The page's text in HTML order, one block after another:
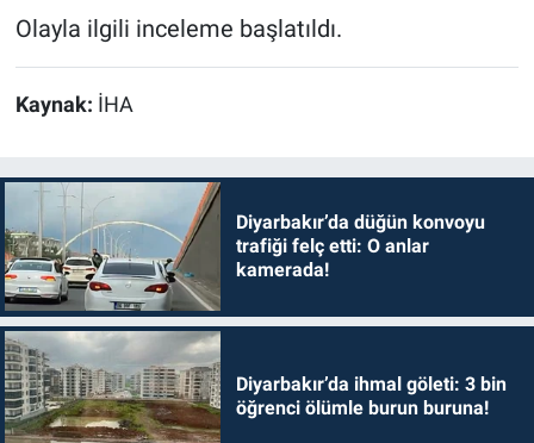
Olayla ilgili inceleme başlatıldı.
Kaynak: İHA
Diyarbakır’da düğün konvoyu
trafiği felç etti: O anlar
kamerada!
Diyarbakır’da ihmal göleti: 3 bin
öğrenci ölümle burun buruna!